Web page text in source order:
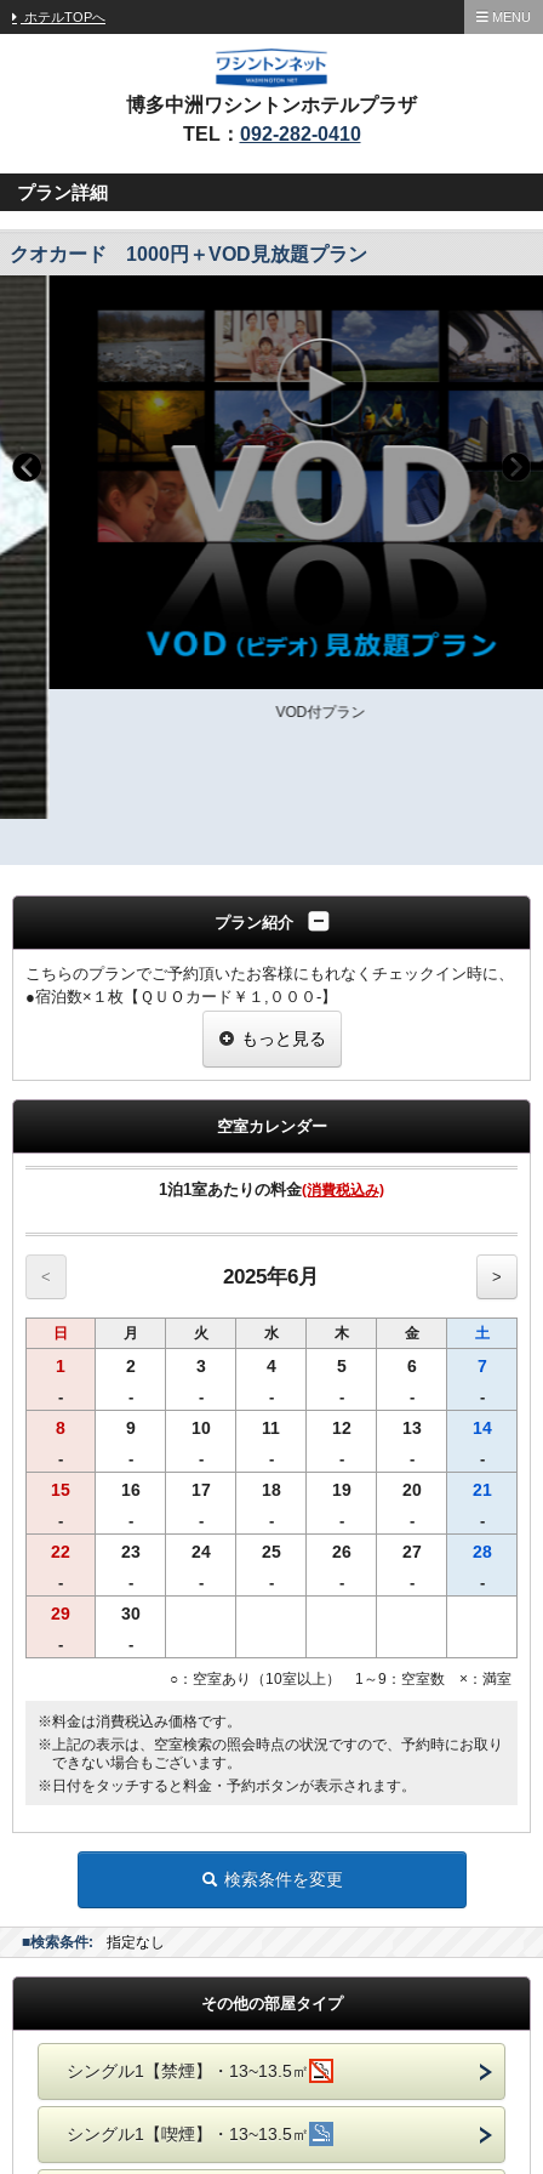
ホテルTOPへ MENU
博多中洲ワシントンホテルプラザ
TEL： 092-282-0410
プラン詳細
クオカード 1000円＋VOD見放題プラン
VOD付プラン
プラン紹介
こちらのプランでご予約頂いたお客様にもれなくチェックイン時に、
●宿泊数×１枚【ＱＵＯカード￥１,０００-】
●宿泊数×１枚【ルームシアターカード】
お仕事の後は、ゆっくりとお部屋で最新のルームシアターを観賞し、
♪♪どちらもプレゼント致します♪♪
◆領収書は、宿泊代金の総額にて明記されます◆
【客室のご案内】
●リバーシブル枕採用。
●加湿空気清浄機 全室設置。
●高速インターネット回線（有線ＬＡＮ接続／無料）
●Wi-Fi全室対応
●マイナスイオンドライヤー完備
●プリペイドカード式ＶＯＤシステム（1泊1000円／150タイトル見放
題）
もっと見る
空室カレンダー
1泊1室あたりの料金(消費税込み)
< 2025年6月 >
日 月 火 水 木 金 土
1
-
2
-
3
-
4
-
5
-
6
-
7
-
8
-
9
-
10
-
11
-
12
-
13
-
14
-
15
-
16
-
17
-
18
-
19
-
20
-
21
-
22
-
23
-
24
-
25
-
26
-
27
-
28
-
29
-
30
-
○：空室あり（10室以上） 1～9：空室数 ×：満室
※料金は消費税込み価格です。
※上記の表示は、空室検索の照会時点の状況ですので、予約時にお取り
できない場合もございます。
※日付をタッチすると料金・予約ボタンが表示されます。
検索条件を変更
■検索条件: 指定なし
その他の部屋タイプ
シングル1【禁煙】・13~13.5㎡
シングル1【喫煙】・13~13.5㎡